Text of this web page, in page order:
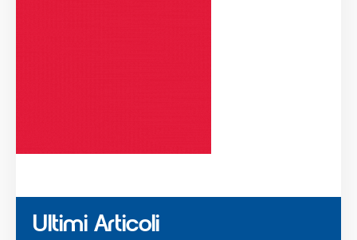
Ultimi Articoli